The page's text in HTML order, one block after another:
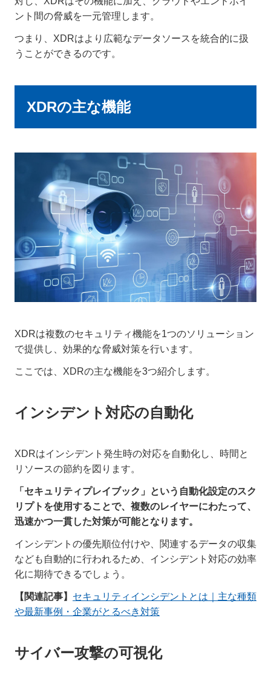
ント間の脅威を一元管理します。
つまり、XDRはより広範なデータソースを統合的に扱
うことができるのです。
XDRの主な機能
XDRは複数のセキュリティ機能を1つのソリューション
で提供し、効果的な脅威対策を行います。
ここでは、XDRの主な機能を3つ紹介します。
インシデント対応の自動化
XDRはインシデント発生時の対応を自動化し、時間と
リソースの節約を図ります。
「セキュリティプレイブック」という自動化設定のスク
リプトを使用することで、複数のレイヤーにわたって、
迅速かつ一貫した対策が可能となります。
インシデントの優先順位付けや、関連するデータの収集
なども自動的に行われるため、インシデント対応の効率
化に期待できるでしょう。
【関連記事】 セキュリティインシデントとは｜主な種類
や最新事例・企業がとるべき対策
サイバー攻撃の可視化